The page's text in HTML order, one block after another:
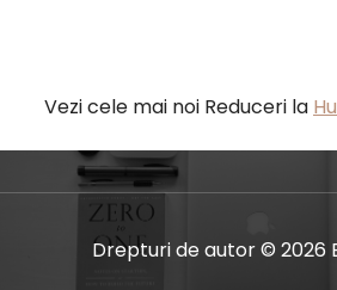
Vezi cele mai noi Reduceri la
Drepturi de autor © 2026